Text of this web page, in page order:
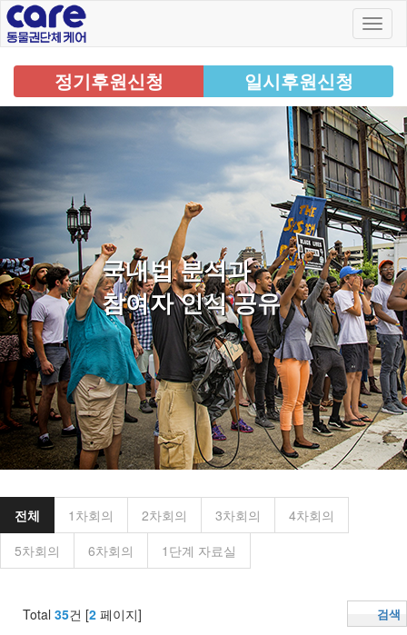
정기후원신청 일시후원신청
국내법 분석과
참여자 인식 공유
전체 1차회의 2차회의 3차회의
4차회의
5차회의
6차회의 1단계 자료실
Total 35건 [2 페이지] 검색